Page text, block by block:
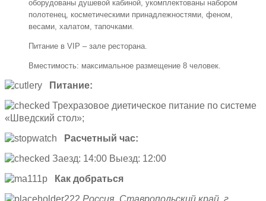
оборудованы душевой кабиной, укомплектованы набором
полотенец, косметическими принадлежностями, феном,
весами, халатом, тапочками.
Питание в VIP – зале ресторана.
Вместимость: максимальное размещение 8 человек.
Питание:
Трехразовое диетическое питание по системе
«Шведский стол»;
Расчетный час:
Заезд: 14:00 Выезд: 12:00
Как добраться